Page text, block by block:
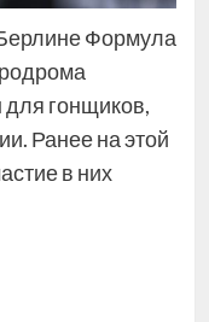
Формула
гонщиков,
Ранее на этой
в них